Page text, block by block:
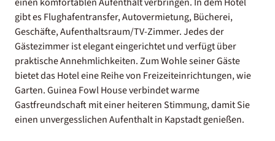
gibt es Flughafentransfer, Autovermietung, Bücherei,
Geschäfte, Aufenthaltsraum/TV-Zimmer. Jedes der
Gästezimmer ist elegant eingerichtet und verfügt über
praktische Annehmlichkeiten. Zum Wohle seiner Gäste
bietet das Hotel eine Reihe von Freizeiteinrichtungen, wie
Garten. Guinea Fowl House verbindet warme
Gastfreundschaft mit einer heiteren Stimmung, damit Sie
einen unvergesslichen Aufenthalt in Kapstadt genießen.